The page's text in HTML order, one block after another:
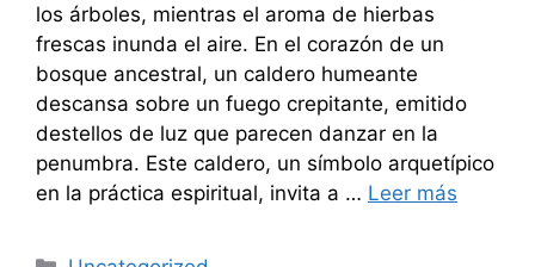
los árboles, mientras el aroma de hierbas
frescas inunda el aire. En el corazón de un
bosque ancestral, un caldero humeante
descansa sobre un fuego crepitante, emitido
destellos de luz que parecen danzar en la
penumbra. Este caldero, un símbolo arquetípico
en la práctica espiritual, invita a … Leer más